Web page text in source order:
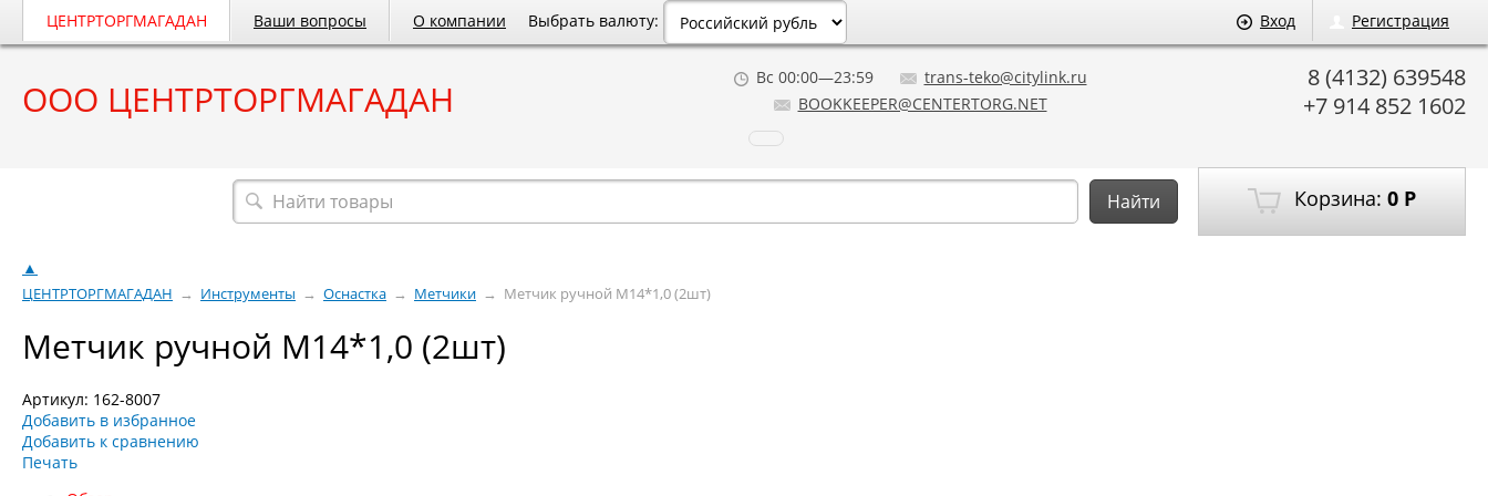
ЦЕНТРТОРГМАГАДАН Ваши вопросы О компании Вход Регистрация
Выбрать валюту:
ООО ЦЕНТРТОРГМАГАДАН
8 (4132) 639548
+7 914 852 1602
Вс 00:00—23:59
trans-teko@citylink.ru
BOOKKEEPER@CENTERTORG.NET
Корзина: 0 Р
Найти
▲
ЦЕНТРТОРГМАГАДАН → Инструменты → Оснастка → Метчики → Метчик ручной М14*1,0 (2шт)
Метчик ручной М14*1,0 (2шт)
Артикул: 162-8007
Добавить в избранное
Добавить к сравнению
Печать